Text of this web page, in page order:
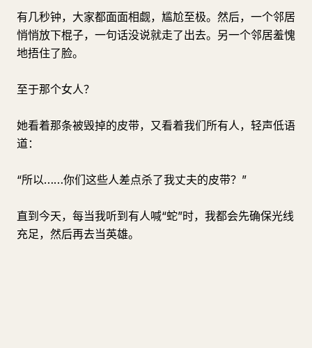
有几秒钟，大家都面面相觑，尴尬至极。然后，一个邻居
悄悄放下棍子，一句话没说就走了出去。另一个邻居羞愧
地捂住了脸。
至于那个女人？
她看着那条被毁掉的皮带，又看着我们所有人，轻声低语
道：
“所以……你们这些人差点杀了我丈夫的皮带？”
直到今天，每当我听到有人喊“蛇”时，我都会先确保光线
充足，然后再去当英雄。